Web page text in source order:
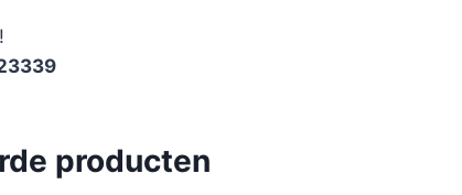
producten